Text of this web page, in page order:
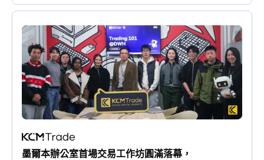
墨爾本辦公室首場交易工作坊圓滿落幕，